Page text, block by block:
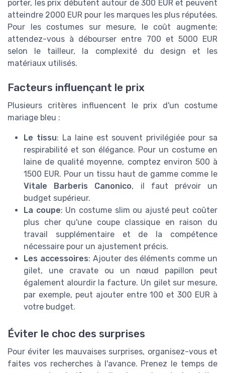
porter, les prix débutent autour de 300 EUR et peuvent
atteindre 2000 EUR pour les marques les plus réputées.
Pour les costumes sur mesure, le coût augmente;
attendez-vous à débourser entre 700 et 5000 EUR
selon le tailleur, la complexité du design et les
matériaux utilisés.
Facteurs influençant le prix
Plusieurs critères influencent le prix d'un costume
mariage bleu :
Le tissu: La laine est souvent privilégiée pour sa
respirabilité et son élégance. Pour un costume en
laine de qualité moyenne, comptez environ 500 à
1500 EUR. Pour un tissu haut de gamme comme le
Vitale Barberis Canonico, il faut prévoir un
budget supérieur.
La coupe: Un costume slim ou ajusté peut coûter
plus cher qu'une coupe classique en raison du
travail supplémentaire et de la compétence
nécessaire pour un ajustement précis.
Les accessoires: Ajouter des éléments comme un
gilet, une cravate ou un nœud papillon peut
également alourdir la facture. Un gilet sur mesure,
par exemple, peut ajouter entre 100 et 300 EUR à
votre budget.
Éviter le choc des surprises
Pour éviter les mauvaises surprises, organisez-vous et
faites vos recherches à l'avance. Prenez le temps de